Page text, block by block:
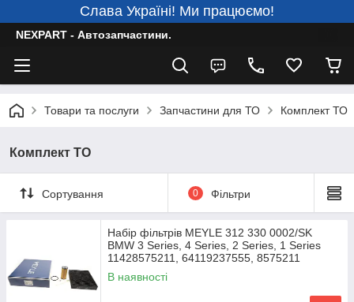
Слава Україні! Ми працюємо!
NEXPART - Автозапчастини.
Товари та послуги Запчастини для ТО Комплект ТО
Комплект ТО
Сортування 0 Фільтри
Набір фільтрів MEYLE 312 330 0002/SK
BMW 3 Series, 4 Series, 2 Series, 1 Series
11428575211, 64119237555, 8575211
В наявності